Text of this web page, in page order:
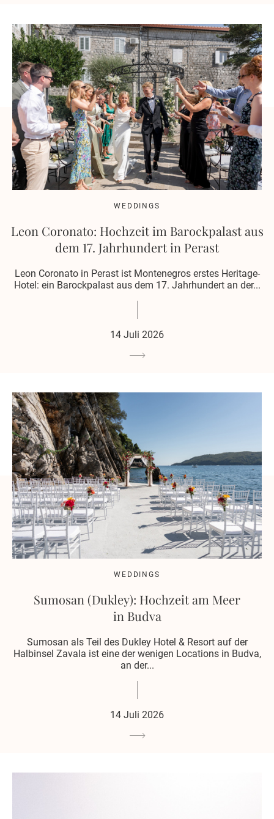
WEDDINGS
Leon Coronato: Hochzeit im Barockpalast aus
dem 17. Jahrhundert in Perast
Leon Coronato in Perast ist Montenegros erstes Heritage-
Hotel: ein Barockpalast aus dem 17. Jahrhundert an der...
14 Juli 2026
WEDDINGS
Sumosan (Dukley): Hochzeit am Meer
in Budva
Sumosan als Teil des Dukley Hotel & Resort auf der
Halbinsel Zavala ist eine der wenigen Locations in Budva,
an der...
14 Juli 2026